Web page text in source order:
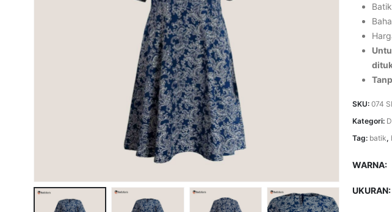
SKU:074
Kategori:
Tag: batik,
WARNA
UKURAN